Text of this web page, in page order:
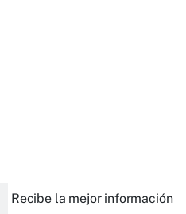
Recibe la mejor información